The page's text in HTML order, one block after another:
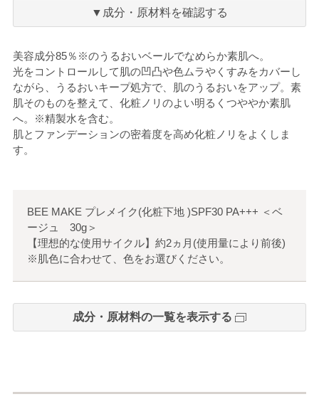
入
り
▼成分・原材料を確認する
美容成分85％※のうるおいベールでなめらか素肌へ。
光をコントロールして肌の凹凸や色ムラやくすみをカバーし
ながら、うるおいキープ処方で、肌のうるおいをアップ。素
肌そのものを整えて、化粧ノリのよい明るくつややか素肌
へ。※精製水を含む。
肌とファンデーションの密着度を高め化粧ノリをよくしま
す。
BEE MAKE プレメイク(化粧下地 )SPF30 PA+++ ＜ベ
ージュ 30g＞
【理想的な使用サイクル】約2ヵ月(使用量により前後)
※肌色に合わせて、色をお選びください。
成分・原材料の一覧を表示する